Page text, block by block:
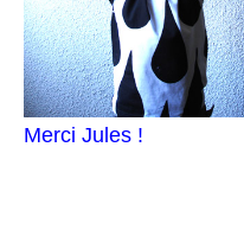
Merci Jules !